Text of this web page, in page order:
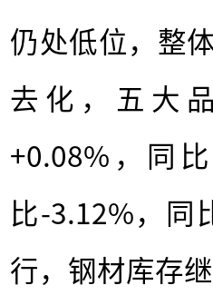
仍处低位，整
去化，五大
+0.08%，同
比-3.12%，同
行，钢材库存